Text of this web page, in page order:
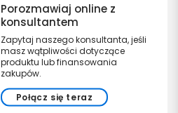
Porozmawiaj online z
konsultantem
Zapytaj naszego konsultanta, jeśli
masz wątpliwości dotyczące
produktu lub finansowania
zakupów.
Połącz się teraz